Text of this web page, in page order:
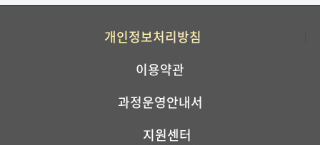
개인정보처리방침
이용약관
과정운영안내서
지원센터